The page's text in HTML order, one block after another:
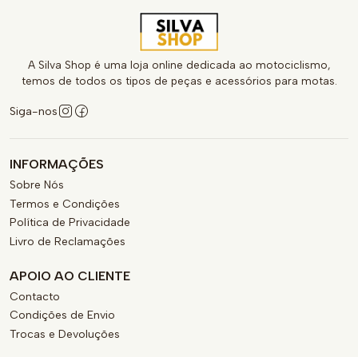
A Silva Shop é uma loja online dedicada ao motociclismo,
temos de todos os tipos de peças e acessórios para motas.
Siga-nos
INFORMAÇÕES
Sobre Nós
Termos e Condições
Política de Privacidade
Livro de Reclamações
APOIO AO CLIENTE
Contacto
Condições de Envio
Trocas e Devoluções